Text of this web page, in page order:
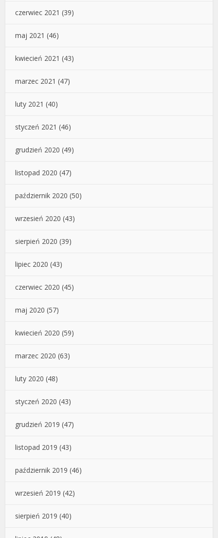
czerwiec 2021 (39)
maj 2021 (46)
kwiecień 2021 (43)
marzec 2021 (47)
luty 2021 (40)
styczeń 2021 (46)
grudzień 2020 (49)
listopad 2020 (47)
październik 2020 (50)
wrzesień 2020 (43)
sierpień 2020 (39)
lipiec 2020 (43)
czerwiec 2020 (45)
maj 2020 (57)
kwiecień 2020 (59)
marzec 2020 (63)
luty 2020 (48)
styczeń 2020 (43)
grudzień 2019 (47)
listopad 2019 (43)
październik 2019 (46)
wrzesień 2019 (42)
sierpień 2019 (40)